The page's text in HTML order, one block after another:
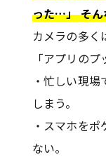
った…」 そん
カメラの多く
「アプリの
・忙しい現
しまう。
・スマホを
ない。